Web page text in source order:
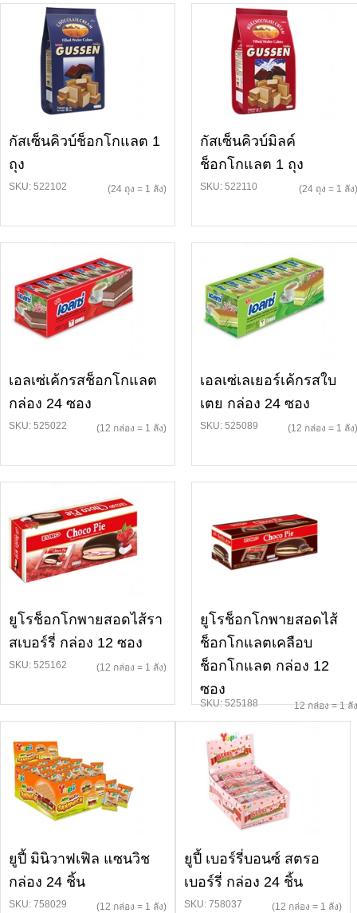
กัสเซ็นคิวบ์ช็อกโกแลต 1
ถุง
SKU: 522102 (24 ถุง = 1 ลัง)
กัสเซ็นคิวบ์มิลค์
ช็อกโกแลต 1 ถุง
SKU: 522110 (24 ถุง = 1 ลัง)
เอลเซ่เค้กรสช็อกโกแลต
กล่อง 24 ซอง
SKU: 525022 (12 กล่อง = 1 ลัง)
เอลเซ่เลเยอร์เค้กรสใบ
เตย กล่อง 24 ซอง
SKU: 525089 (12 กล่อง = 1 ลัง)
ยูโรช็อกโกพายสอดไส้รา
สเบอร์รี่ กล่อง 12 ซอง
SKU: 525162 (12 กล่อง = 1 ลัง)
ยูโรช็อกโกพายสอดไส้
ช็อกโกแลตเคลือบ
ช็อกโกแลต กล่อง 12
ซอง
SKU: 525188 12 กล่อง = 1 ลัง
ยูปี้ มินิวาฟเฟิล แซนวิช
กล่อง 24 ชิ้น
SKU: 758029 (12 กล่อง = 1 ลัง)
ยูปี้ เบอร์รี่บอนซ์ สตรอ
เบอร์รี่ กล่อง 24 ชิ้น
SKU: 758037 (12 กล่อง = 1 ลัง)